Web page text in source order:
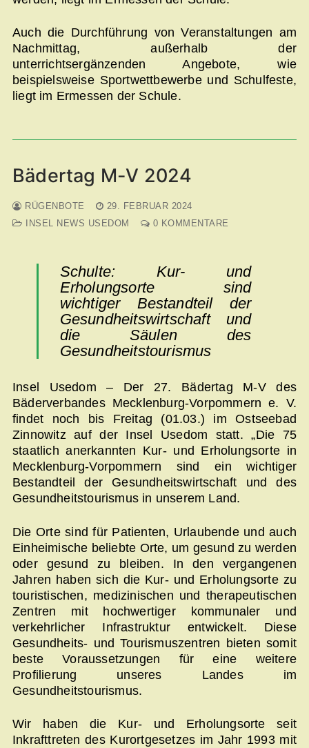
Auch die Durchführung von Veranstaltungen am
Nachmittag, außerhalb der
unterrichtsergänzenden Angebote, wie
beispielsweise Sportwettbewerbe und Schulfeste,
liegt im Ermessen der Schule.
Bädertag M-V 2024
RÜGENBOTE
29. FEBRUAR 2024
INSEL NEWS USEDOM
0 KOMMENTARE
Schulte: Kur- und
Erholungsorte sind
wichtiger Bestandteil der
Gesundheitswirtschaft und
die Säulen des
Gesundheitstourismus
Insel Usedom – Der 27. Bädertag M-V des
Bäderverbandes Mecklenburg-Vorpommern e. V.
findet noch bis Freitag (01.03.) im Ostseebad
Zinnowitz auf der Insel Usedom statt. „Die 75
staatlich anerkannten Kur- und Erholungsorte in
Mecklenburg-Vorpommern sind ein wichtiger
Bestandteil der Gesundheitswirtschaft und des
Gesundheitstourismus in unserem Land.
Die Orte sind für Patienten, Urlaubende und auch
Einheimische beliebte Orte, um gesund zu werden
oder gesund zu bleiben. In den vergangenen
Jahren haben sich die Kur- und Erholungsorte zu
touristischen, medizinischen und therapeutischen
Zentren mit hochwertiger kommunaler und
verkehrlicher Infrastruktur entwickelt. Diese
Gesundheits- und Tourismuszentren bieten somit
beste Voraussetzungen für eine weitere
Profilierung unseres Landes im
Gesundheitstourismus.
Wir haben die Kur- und Erholungsorte seit
Inkrafttreten des Kurortgesetzes im Jahr 1993 mit